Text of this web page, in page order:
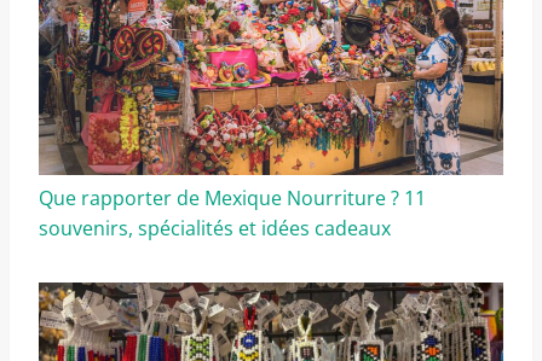
Que rapporter de Mexique Nourriture ? 11
souvenirs, spécialités et idées cadeaux